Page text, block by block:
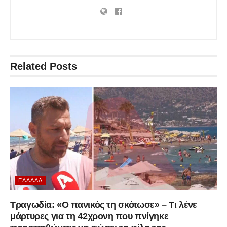
Related Posts
ΕΛΛΆΔΑ
Τραγωδία: «Ο πανικός τη σκότωσε» – Τι λένε
μάρτυρες για τη 42χρονη που πνίγηκε